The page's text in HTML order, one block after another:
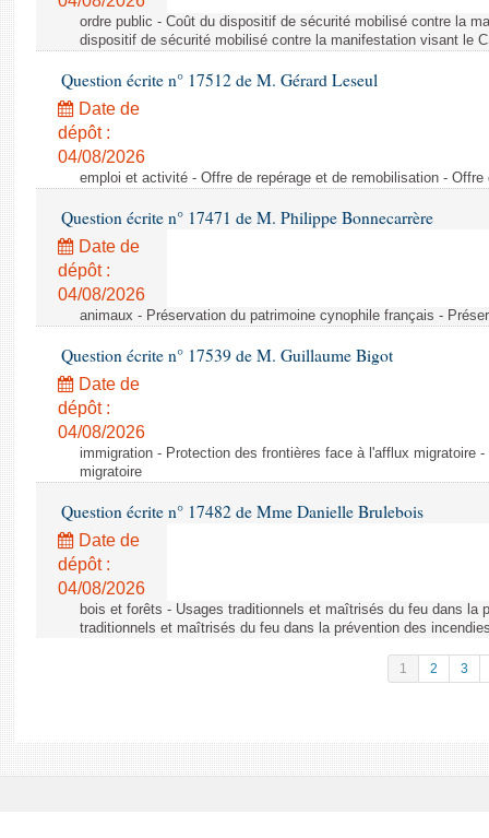
ordre public - Coût du dispositif de sécurité mobilisé contre la
dispositif de sécurité mobilisé contre la manifestation visant le
Question écrite n° 17512 de M. Gérard Leseul
Date de
dépôt :
04/08/2026
emploi et activité - Offre de repérage et de remobilisation -
Question écrite n° 17471 de M. Philippe Bonnecarrère
Date de
dépôt :
04/08/2026
animaux - Préservation du patrimoine cynophile français -
Question écrite n° 17539 de M. Guillaume Bigot
Date de
dépôt :
04/08/2026
immigration - Protection des frontières face à l'afflux migratoire
migratoire
Question écrite n° 17482 de Mme Danielle Brulebois
Date de
dépôt :
04/08/2026
bois et forêts - Usages traditionnels et maîtrisés du feu dans la
traditionnels et maîtrisés du feu dans la prévention des
1 2 3